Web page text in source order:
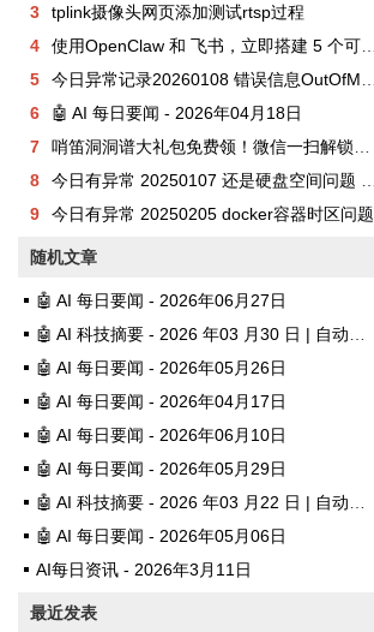
3
tplink摄像头网页添加测试rtsp过程
4
使用OpenClaw 和 飞书，立即搭建 5 个可协作的 AI 助理团队
5
今日异常记录20260108 错误信息OutOfMemoryError: unable to create new native thread
6
🤖 AI 每日要闻 - 2026年04月18日
7
哨笛洞洞谱大礼包免费领！微信一扫解锁百首曲谱
8
今日有异常 20250107 还是硬盘空间问题 No space left on device
9
今日有异常 20250205 docker容器时区问题
随机文章
🤖 AI 每日要闻 - 2026年06月27日
🤖 AI 科技摘要 - 2026 年03 月30 日 | 自动发布
🤖 AI 每日要闻 - 2026年05月26日
🤖 AI 每日要闻 - 2026年04月17日
🤖 AI 每日要闻 - 2026年06月10日
🤖 AI 每日要闻 - 2026年05月29日
🤖 AI 科技摘要 - 2026 年03 月22 日 | 自动发布
🤖 AI 每日要闻 - 2026年05月06日
AI每日资讯 - 2026年3月11日
最近发表